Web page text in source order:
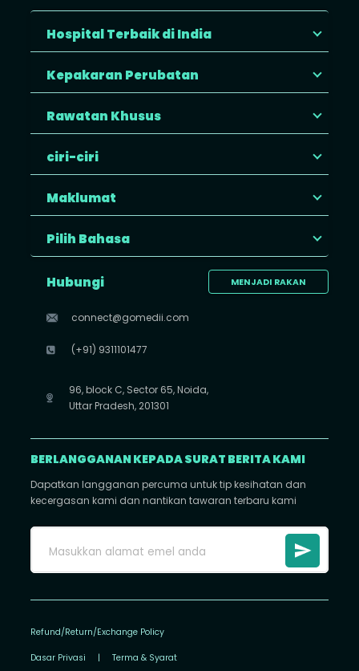
Hospital Terbaik di India
Kepakaran Perubatan
Rawatan Khusus
ciri-ciri
Maklumat
Pilih Bahasa
MENJADI RAKAN
Hubungi
connect@gomedii.com
(+91) 9311101477
96, block C, Sector 65, Noida,
Uttar Pradesh, 201301
BERLANGGANAN KEPADA SURAT BERITA KAMI
Dapatkan langganan percuma untuk tip kesihatan dan
kecergasan kami dan nantikan tawaran terbaru kami
Refund/Return/Exchange Policy
Dasar Privasi | Terma & Syarat